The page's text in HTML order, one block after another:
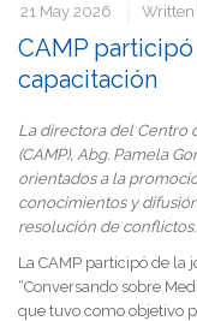
21 May 2026 Written
CAMP
capacitación
La directora del Centro
(CAMP), Abg. Pamela
orientados a la
conocimientos y
resolución de conflictos.
La CAMP participó de la
“Conversando sobre
que tuvo como objetivo